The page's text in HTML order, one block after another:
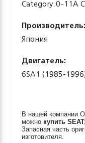
Category: 0-11A
Производитель:
Япония
Двигатель:
6SA1 (1985-
В нашей
можно купить
Запасная часть
изготовителя.